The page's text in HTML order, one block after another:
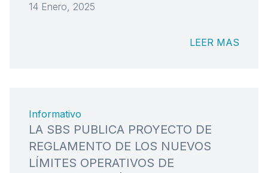
14 Enero, 2025
LEER MAS
Informativo
LA SBS PUBLICA PROYECTO DE
REGLAMENTO DE LOS NUEVOS
LÍMITES OPERATIVOS DE